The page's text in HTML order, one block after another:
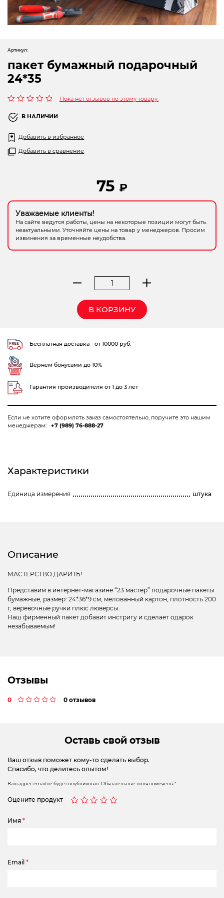
Новогодние товары
Отопление и климат
Расходные материалы и оснастка
Спецодежда
Строительное оборудование
Электроинструмент
Электрохозтовары
Артикул:
пакет бумажный подарочный
24*35
0
из
Пока нет отзывов по этому товару.
В НАЛИЧИИ
Добавить в избранное
Добавить в сравнение
75 ₽
Уважаемые клиенты!
На сайте ведутся работы, цены на некоторые позиции могут быть
неактуальными. Уточняйте цены на товар у менеджеров. Просим
извинения за временные неудобства.
Количество
пакет
бумажный
В КОРЗИНУ
Бесплатная доставка - от 10000 руб.
Вернем бонусами до 10%
Гарантия производителя от 1 до 3 лет
Если не хотите оформлять заказ самостоятельно, поручите это нашим
менеджерам:
+7 (989) 76-888-27
Характеристики
Единица измерения штука
Описание
МАСТЕРСТВО ДАРИТЬ!
Представим в интернет-магазине “23 мастер” подарочные пакеты
бумажные, размер: 24*36*9 см, мелованный картон, плотность 200
г, веревочные ручки плюс люверсы.
Наш фирменный пакет добавит инстригу и сделает одарок
незабываемым!
Отзывы
0 0 отзывов
Оставь свой отзыв
Ваш отзыв поможет кому-то сделать выбор.
Спасибо, что делитесь опытом!
Ваш адрес email не будет опубликован. Обязательные поля помечены*
Оцените продукт
Имя *
Email *